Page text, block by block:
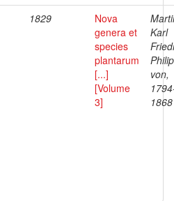
1829
Nova
genera et
species
plantarum
[...]
[Volume
3]
Karl
Philip
von,
1868